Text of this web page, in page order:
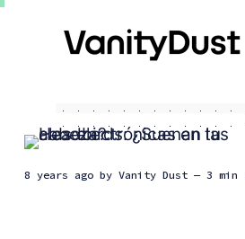
8 years agoby Vanity Dust — 3 min